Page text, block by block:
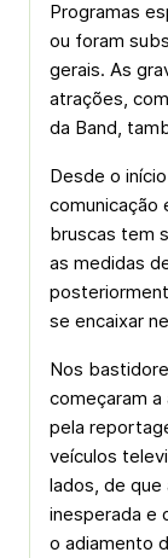
Programas
ou foram
gerais. As
atrações,
da Band,
Desde o
comunicação
bruscas tem
as medidas
se encaixar
Nos
começaram
pela
veículos
lados, de que
inesperada e
o adiamento